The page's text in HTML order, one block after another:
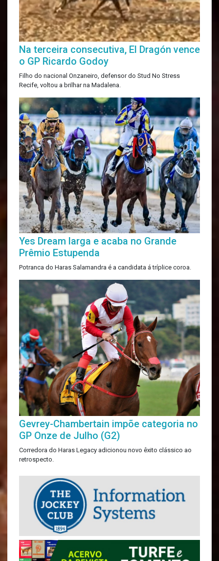
Na terceira consecutiva, El Dragón vence
o GP Ricardo Godoy
Filho do nacional Onzaneiro, defensor do Stud No Stress
Recife, voltou a brilhar na Madalena.
Yes Dream larga e acaba no Grande
Prêmio Estupenda
Potranca do Haras Salamandra é a candidata á tríplice coroa.
Gevrey-Chambertain impõe categoria no
GP Onze de Julho (G2)
Corredora do Haras Legacy adicionou novo êxito clássico ao
retrospecto.